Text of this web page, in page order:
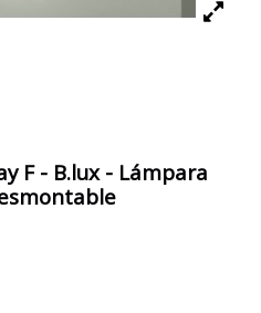
F - B.lux - Lámpara